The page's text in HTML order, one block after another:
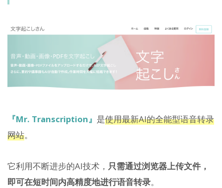
『Mr. Transcription』 是使用最新AI的全能型语音转录
网站。
它利用不断进步的AI技术， 只需通过浏览器上传文件，
即可在短时间内高精度地进行语音转录。